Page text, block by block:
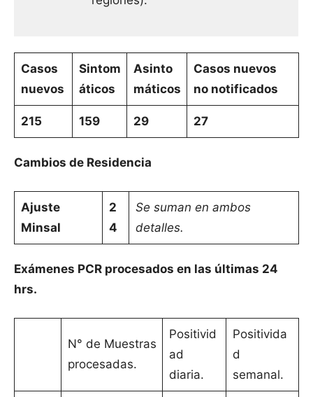
Casos
nuevos
Sintom
áticos
Asinto
máticos
Casos nuevos
no notificados
215 159 29 27
Cambios de Residencia
Ajuste
Minsal
2
4
Se suman en ambos
detalles.
Exámenes PCR procesados en las últimas 24
hrs.
N° de Muestras
procesadas.
Positivid
ad
diaria.
Positivida
d
semanal.